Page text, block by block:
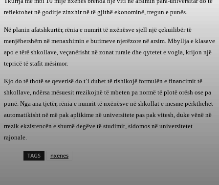
reflektohet në goditje zinxhir në të gjithë ekonominë, tregun e punës.
Në planin afatshkurtër, rënia e numrit të nxënësve sjell një çekuilibër të
menjëhershëm në menaxhimin e burimeve njerëzore në arsim. Mbyllja e klasave
apo e tërë shkollave, veçanërisht në zonat rurale dhe qytetet e vogla, krijon një
tepricë të stafit mësimor.
Kjo do të thotë se qeverisë do t’i duhet të rishikojë formulën e financimit të
shkollave, ndërsa mësuesit rrezikojnë të mbeten pa normë të plotë orësh ose pa
punë. Nga ana tjetër, rënia e numrit të nxënësve në shkollat e mesme përkthehet
automatikisht në më pak aplikime në universitete pas pak vitesh, duke vënë në
rrezik ekzistencën e shumë degëve të studimit, sidomos në universitetet
rajonale.
TAGS nxenes